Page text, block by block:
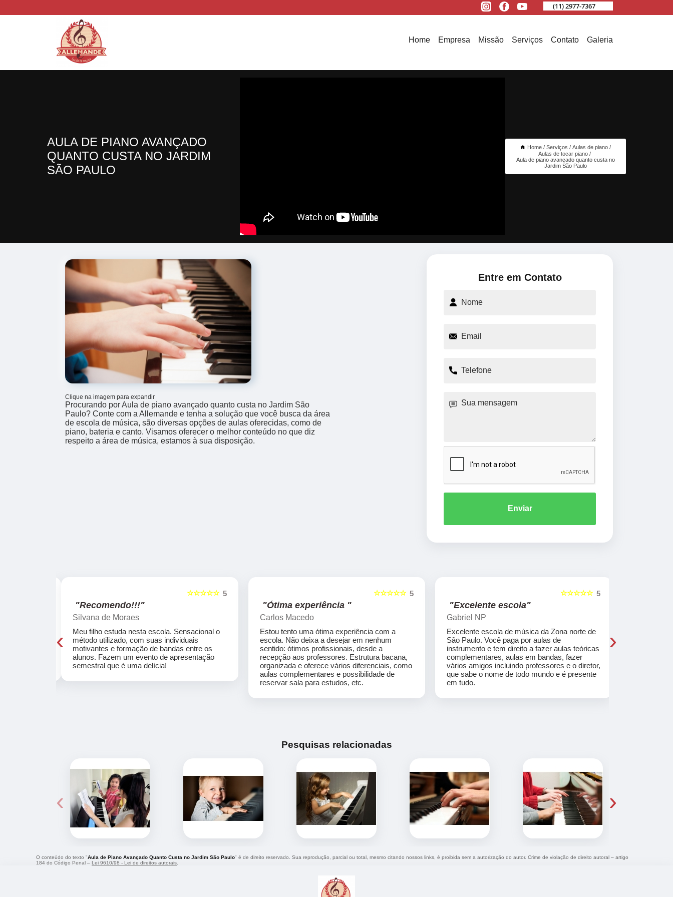
(11) 2977-7367
Home Empresa Missão Serviços Contato Galeria
AULA DE PIANO AVANÇADO
QUANTO CUSTA NO JARDIM
SÃO PAULO
Home Serviços
Aulas de piano
Aulas de tocar piano
Aula de piano avançado quanto custa no
Jardim São Paulo
Clique na imagem para expandir
Procurando por Aula de piano avançado quanto custa no Jardim São
Paulo? Conte com a Allemande e tenha a solução que você busca da área
de escola de música, são diversas opções de aulas oferecidas, como de
piano, bateria e canto. Visamos oferecer o melhor conteúdo no que diz
respeito a área de música, estamos à sua disposição.
Entre em Contato
Enviar
5
☆☆☆☆☆
"Recomendo!!!"
Silvana de Moraes
Meu filho estuda nesta escola. Sensacional o
método utilizado, com suas individuais
motivantes e formação de bandas entre os
alunos. Fazem um evento de apresentação
semestral que é uma delícia!
5
☆☆☆☆☆
"Ótima experiência "
Carlos Macedo
Estou tento uma ótima experiência com a
escola. Não deixa a desejar em nenhum
sentido: ótimos profissionais, desde a
recepção aos professores. Estrutura bacana,
organizada e oferece vários diferenciais, como
aulas complementares e possibilidade de
reservar sala para estudos, etc.
5
☆☆☆☆☆
"Excelente escola"
Gabriel NP
Excelente escola de música da Zona norte de
São Paulo. Você paga por aulas de
instrumento e tem direito a fazer aulas teóricas
complementares, aulas em bandas, fazer
vários amigos incluindo professores e o diretor,
que sabe o nome de todo mundo e é presente
em tudo.
‹ ›
Pesquisas relacionadas
‹ ›
O conteúdo do texto "Aula de Piano Avançado Quanto Custa no Jardim São Paulo" é de direito reservado. Sua reprodução, parcial ou total, mesmo citando nossos links, é proibida sem a autorização do autor. Crime de violação de direito autoral – artigo
184 do Código Penal – Lei 9610/98 - Lei de direitos autorais